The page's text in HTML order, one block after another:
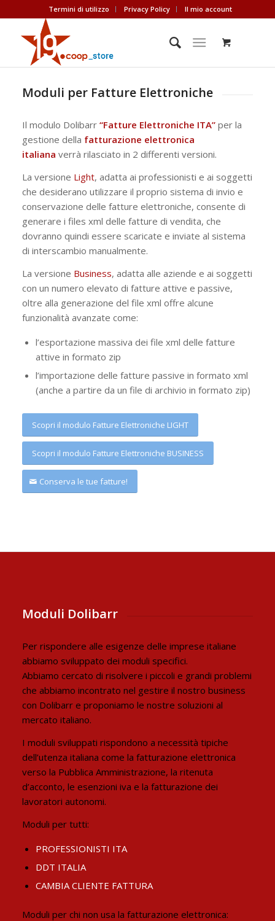
Termini di utilizzo Privacy Policy Il mio account
Moduli per Fatture Elettroniche
Il modulo Dolibarr “Fatture Elettroniche ITA”per la
gestione della fatturazione elettronica
italiana verrà rilasciato in 2 differenti versioni.
La versione Light, adatta ai professionisti e ai soggetti
che desiderano utilizzare il proprio sistema di invio e
conservazione delle fatture elettroniche, consente di
generare i files xml delle fatture di vendita, che
dovranno quindi essere scaricate e inviate al sistema
di interscambio manualmente.
La versione Business, adatta alle aziende e ai soggetti
con un numero elevato di fatture attive e passive,
oltre alla generazione del file xml offre alcune
funzionalità avanzate come:
l’esportazione massiva dei file xml delle fatture
attive in formato zip
l’importazione delle fatture passive in formato xml
(anche a partire da un file di archivio in formato zip)
Scopri il modulo Fatture Elettroniche LIGHT
Scopri il modulo Fatture Elettroniche BUSINESS
Conserva le tue fatture!
Moduli Dolibarr
Per rispondere alle esigenze delle imprese italiane
abbiamo sviluppato dei moduli specifici.
Abbiamo cercato di risolvere i piccoli e grandi problemi
che abbiamo incontrato nel gestire il nostro business
con Dolibarr e proponiamo le nostre soluzioni al
mercato italiano.
I moduli sviluppati rispondono a necessità tipiche
dell’utenza italiana come la fatturazione elettronica
verso la Pubblica Amministrazione, la ritenuta
d’acconto, le esenzioni iva e la fatturazione dei
lavoratori autonomi.
Moduli per tutti:
PROFESSIONISTI ITA
DDT ITALIA
CAMBIA CLIENTE FATTURA
Moduli per chi non usa la fatturazione elettronica: